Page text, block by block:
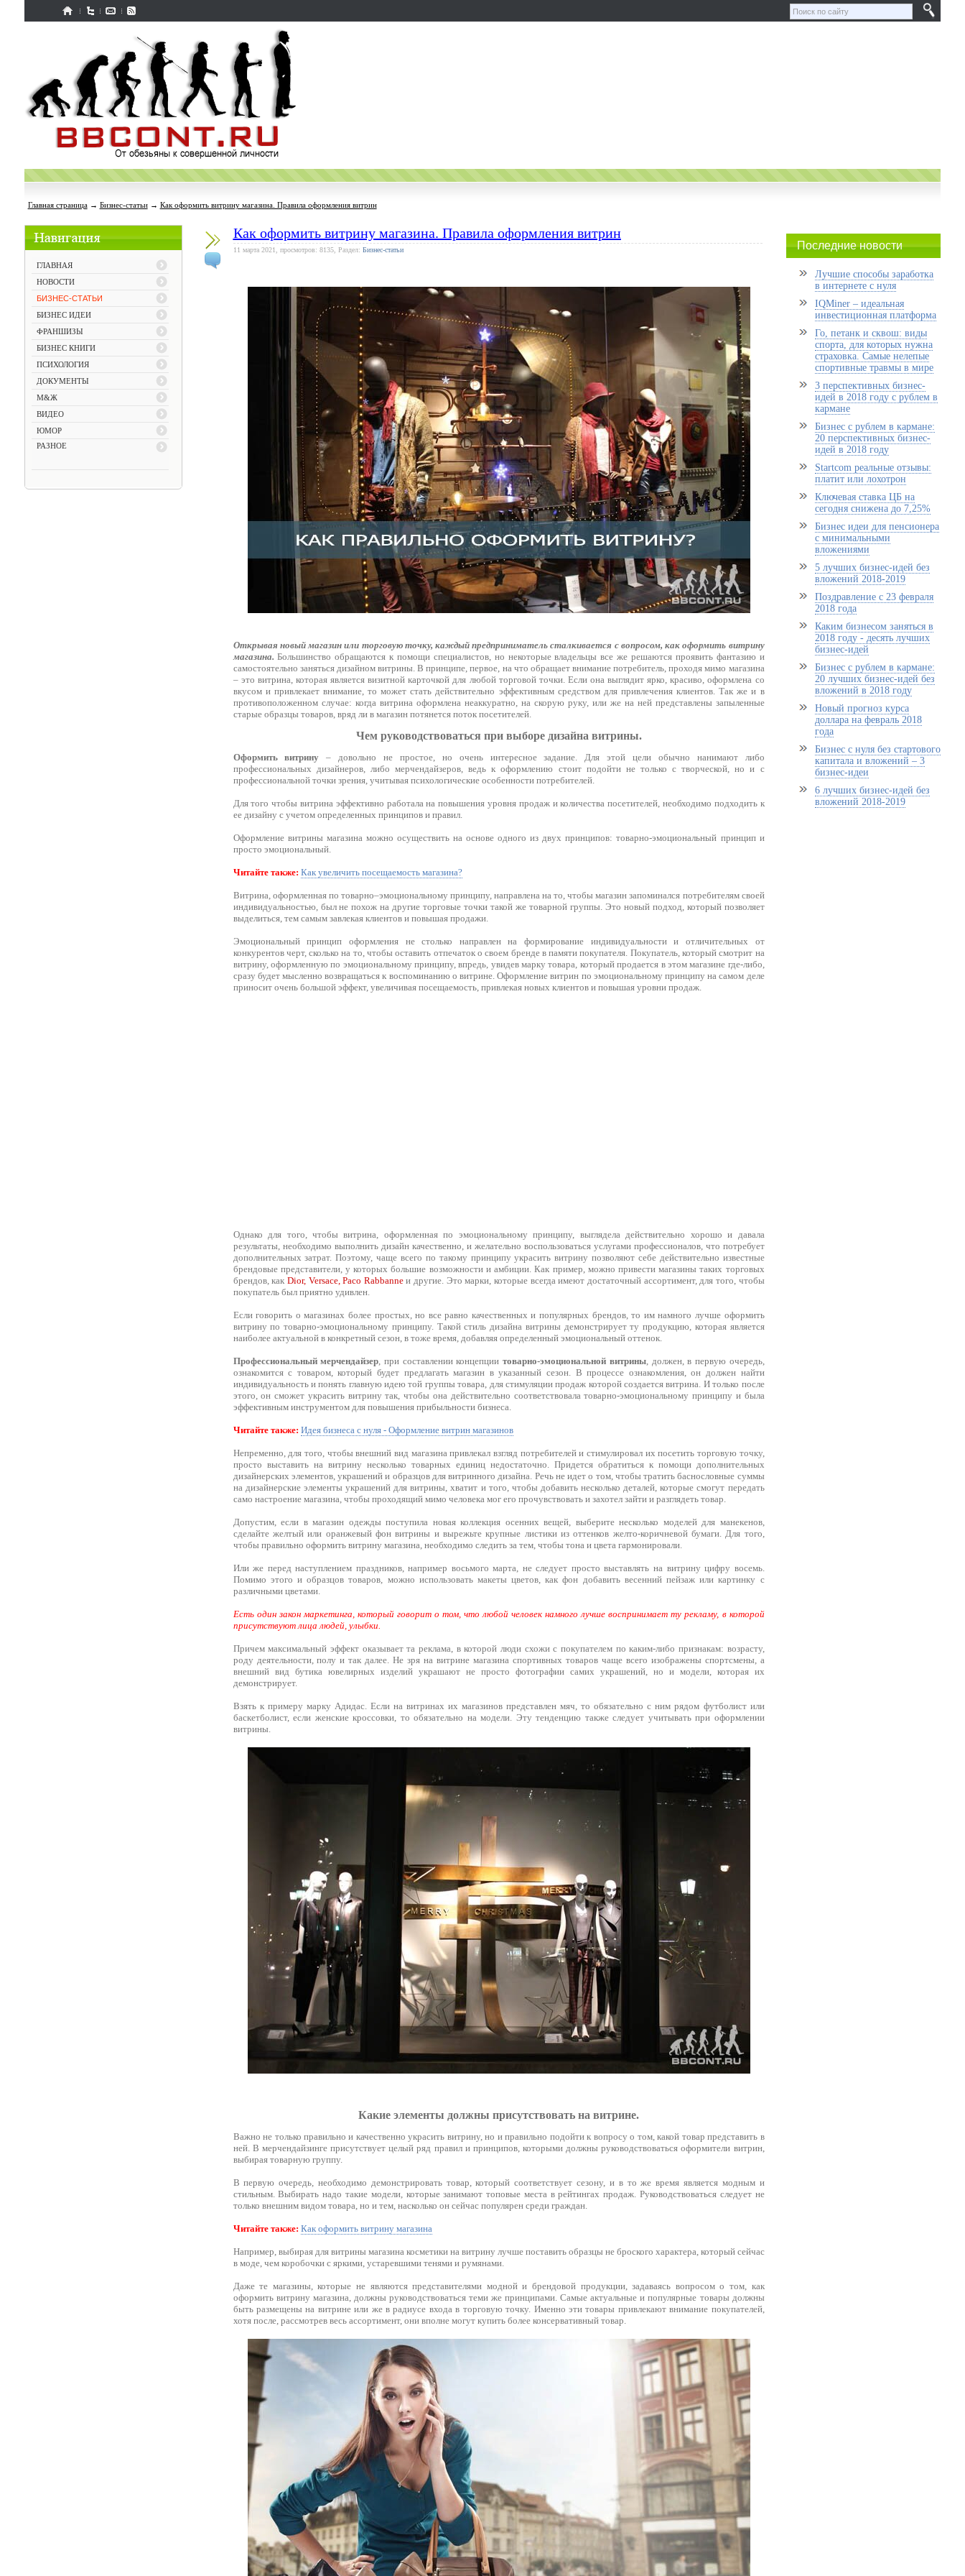
Главная страница→ Бизнес-статьи→ Как оформить витрину магазина. Правила оформления витрин
ГЛАВНАЯ
НОВОСТИ
БИЗНЕС-СТАТЬИ
БИЗНЕС ИДЕИ
ФРАНШИЗЫ
БИЗНЕС КНИГИ
ПСИХОЛОГИЯ
ДОКУМЕНТЫ
М&Ж
ВИДЕО
ЮМОР
РАЗНОЕ
Как оформить витрину магазина. Правила оформления витрин
11 марта 2021, просмотров: 8135, Раздел: Бизнес-статьи
Открывая новый магазин или торговую точку, каждый предприниматель сталкивается с вопросом, как оформить витрину
магазина. Большинство обращаются к помощи специалистов, но некоторые владельцы все же решаются проявить фантазию и
самостоятельно заняться дизайном витрины. В принципе, первое, на что обращает внимание потребитель, проходя мимо магазина
– это витрина, которая является визитной карточкой для любой торговой точки. Если она выглядит ярко, красиво, оформлена со
вкусом и привлекает внимание, то может стать действительно эффективным средством для привлечения клиентов. Так же и в
противоположенном случае: когда витрина оформлена неаккуратно, на скорую руку, или же на ней представлены запыленные
старые образцы товаров, вряд ли в магазин потянется поток посетителей.
Чем руководствоваться при выборе дизайна витрины.
Оформить витрину – довольно не простое, но очень интересное задание. Для этой цели обычно нанимают либо
профессиональных дизайнеров, либо мерчендайзеров, ведь к оформлению стоит подойти не только с творческой, но и с
профессиональной точки зрения, учитывая психологические особенности потребителей.
Для того чтобы витрина эффективно работала на повышения уровня продаж и количества посетителей, необходимо подходить к
ее дизайну с учетом определенных принципов и правил.
Оформление витрины магазина можно осуществить на основе одного из двух принципов: товарно-эмоциональный принцип и
просто эмоциональный.
Читайте также: Как увеличить посещаемость магазина?
Витрина, оформленная по товарно–эмоциональному принципу, направлена на то, чтобы магазин запоминался потребителям своей
индивидуальностью, был не похож на другие торговые точки такой же товарной группы. Это новый подход, который позволяет
выделиться, тем самым завлекая клиентов и повышая продажи.
Эмоциональный принцип оформления не столько направлен на формирование индивидуальности и отличительных от
конкурентов черт, сколько на то, чтобы оставить отпечаток о своем бренде в памяти покупателя. Покупатель, который смотрит на
витрину, оформленную по эмоциональному принципу, впредь, увидев марку товара, который продается в этом магазине где-либо,
сразу будет мысленно возвращаться к воспоминанию о витрине. Оформление витрин по эмоциональному принципу на самом деле
приносит очень большой эффект, увеличивая посещаемость, привлекая новых клиентов и повышая уровни продаж.
Однако для того, чтобы витрина, оформленная по эмоциональному принципу, выглядела действительно хорошо и давала
результаты, необходимо выполнить дизайн качественно, и желательно воспользоваться услугами профессионалов, что потребует
дополнительных затрат. Поэтому, чаще всего по такому принципу украсить витрину позволяют себе действительно известные
брендовые представители, у которых большие возможности и амбиции. Как пример, можно привести магазины таких торговых
брендов, как Dior, Versace, Paco Rabbanneи другие. Это марки, которые всегда имеют достаточный ассортимент, для того, чтобы
покупатель был приятно удивлен.
Если говорить о магазинах более простых, но все равно качественных и популярных брендов, то им намного лучше оформить
витрину по товарно-эмоциональному принципу. Такой стиль дизайна витрины демонстрирует ту продукцию, которая является
наиболее актуальной в конкретный сезон, в тоже время, добавляя определенный эмоциональный оттенок.
Профессиональный мерчендайзер, при составлении концепциитоварно-эмоциональной витрины, должен, в первую очередь,
ознакомится с товаром, который будет предлагать магазин в указанный сезон. В процессе ознакомления, он должен найти
индивидуальность и понять главную идею той группы товара, для стимуляции продаж которой создается витрина. И только после
этого, он сможет украсить витрину так, чтобы она действительно соответствовала товарно-эмоциональному принципу и была
эффективным инструментом для повышения прибыльности бизнеса.
Читайте также: Идея бизнеса с нуля - Оформление витрин магазинов
Непременно, для того, чтобы внешний вид магазина привлекал взгляд потребителей и стимулировал их посетить торговую точку,
просто выставить на витрину несколько товарных единиц недостаточно. Придется обратиться к помощи дополнительных
дизайнерских элементов, украшений и образцов для витринного дизайна. Речь не идет о том, чтобы тратить баснословные суммы
на дизайнерские элементы украшений для витрины, хватит и того, чтобы добавить несколько деталей, которые смогут передать
само настроение магазина, чтобы проходящий мимо человека мог его прочувствовать и захотел зайти и разглядеть товар.
Допустим, если в магазин одежды поступила новая коллекция осенних вещей, выберите несколько моделей для манекенов,
сделайте желтый или оранжевый фон витрины и вырежьте крупные листики из оттенков желто-коричневой бумаги. Для того,
чтобы правильно оформить витрину магазина, необходимо следить за тем, чтобы тона и цвета гармонировали.
Или же перед наступлением праздников, например восьмого марта, не следует просто выставлять на витрину цифру восемь.
Помимо этого и образцов товаров, можно использовать макеты цветов, как фон добавить весенний пейзаж или картинку с
различными цветами.
Есть один закон маркетинга, который говорит о том, что любой человек намного лучше воспринимает ту рекламу, в которой
присутствуют лица людей, улыбки.
Причем максимальный эффект оказывает та реклама, в которой люди схожи с покупателем по каким-либо признакам: возрасту,
роду деятельности, полу и так далее. Не зря на витрине магазина спортивных товаров чаще всего изображены спортсмены, а
внешний вид бутика ювелирных изделий украшают не просто фотографии самих украшений, но и модели, которая их
демонстрирует.
Взять к примеру марку Адидас. Если на витринах их магазинов представлен мяч, то обязательно с ним рядом футболист или
баскетболист, если женские кроссовки, то обязательно на модели. Эту тенденцию также следует учитывать при оформлении
витрины.
Какие элементы должны присутствовать на витрине.
Важно не только правильно и качественно украсить витрину, но и правильно подойти к вопросу о том, какой товар представить в
ней. В мерчендайзинге присутствует целый ряд правил и принципов, которыми должны руководствоваться оформители витрин,
выбирая товарную группу.
В первую очередь, необходимо демонстрировать товар, который соответствует сезону, и в то же время является модным и
стильным. Выбирать надо такие модели, которые занимают топовые места в рейтингах продаж. Руководствоваться следует не
только внешним видом товара, но и тем, насколько он сейчас популярен среди граждан.
Читайте также: Как оформить витрину магазина
Например, выбирая для витрины магазина косметики на витрину лучше поставить образцы не броского характера, который сейчас
в моде, чем коробочки с яркими, устаревшими тенями и румянами.
Даже те магазины, которые не являются представителями модной и брендовой продукции, задаваясь вопросом о том, как
оформить витрину магазина, должны руководствоваться теми же принципами. Самые актуальные и популярные товары должны
быть размещены на витрине или же в радиусе входа в торговую точку. Именно эти товары привлекают внимание покупателей,
хотя после, рассмотрев весь ассортимент, они вполне могут купить более консервативный товар.
Последние новости
Лучшие способы заработка
в интернете с нуля
IQMiner – идеальная
инвестиционная платформа
Го, петанк и сквош: виды
спорта, для которых нужна
страховка. Самые нелепые
спортивные травмы в мире
3 перспективных бизнес-
идей в 2018 году с рублем в
кармане
Бизнес с рублем в кармане:
20 перспективных бизнес-
идей в 2018 году
Startcom реальные отзывы:
платит или лохотрон
Ключевая ставка ЦБ на
сегодня снижена до 7,25%
Бизнес идеи для пенсионера
с минимальными
вложениями
5 лучших бизнес-идей без
вложений 2018-2019
Поздравление с 23 февраля
2018 года
Каким бизнесом заняться в
2018 году - десять лучших
бизнес-идей
Бизнес с рублем в кармане:
20 лучших бизнес-идей без
вложений в 2018 году
Новый прогноз курса
доллара на февраль 2018
года
Бизнес с нуля без стартового
капитала и вложений – 3
бизнес-идеи
6 лучших бизнес-идей без
вложений 2018-2019